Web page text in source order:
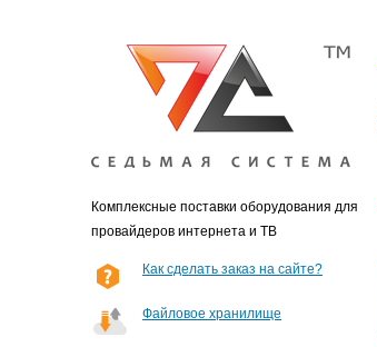
Комплексные поставки оборудования для
провайдеров интернета и ТВ
Как сделать заказ на сайте?
Файловое хранилище